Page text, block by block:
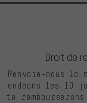
Droit de
Renvoie-nous la
endéans les 10
te